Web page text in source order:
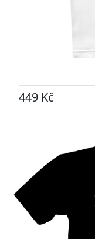
449 Kč